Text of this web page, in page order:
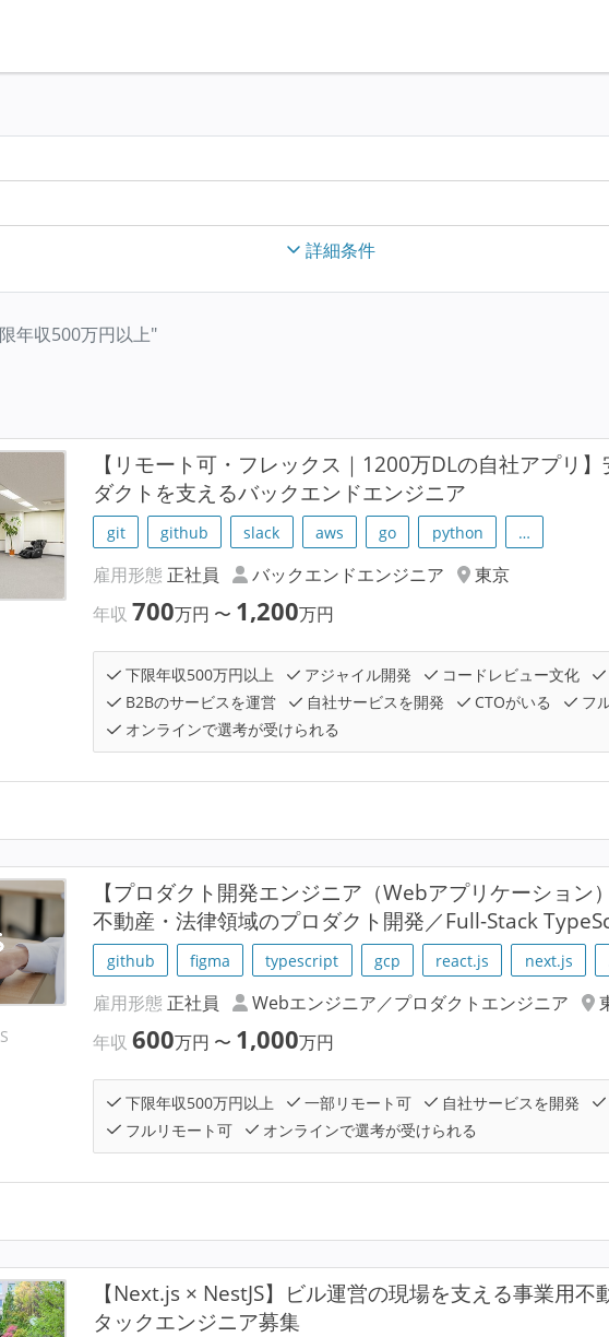
詳細条件
年収500万円以上"
【リモート可・フレックス｜1200万DLの自社アプリ
ダクトを支えるバックエンドエンジニア
git github slack aws go python …
雇用形態 正社員 バックエンドエンジニア
東京
年収700万円 〜 1,200万円
下限年収500万円以上 アジャイル開発 コードレビュー文化
B2Bのサービスを運営
自社サービスを開発 CTOがいる
フ
オンラインで選考が受けられる
【プロダクト開発エンジニア（Webアプリケーション
不動産・法律領域のプロダクト開発／Full-Stack
github figma typescript gcp react.js next.js
雇用形態 正社員 Webエンジニア／プロダクトエンジニア
年収600万円 〜 1,000万円
下限年収500万円以上 一部リモート可 自社サービスを開発
フルリモート可
オンラインで選考が受けられる
【Next.js × NestJS】ビル運営の現場を支える事業用不
タックエンジニア募集